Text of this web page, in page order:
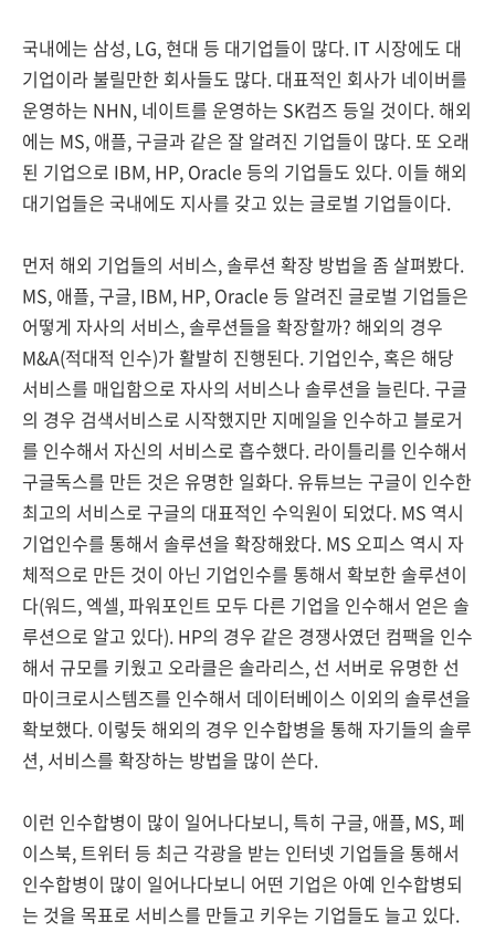
국내에는 삼성, LG, 현대 등 대기업들이 많다. IT 시장에도 대
기업이라 불릴만한 회사들도 많다. 대표적인 회사가 네이버를
운영하는 NHN, 네이트를 운영하는 SK컴즈 등일 것이다. 해외
에는 MS, 애플, 구글과 같은 잘 알려진 기업들이 많다. 또 오래
된 기업으로 IBM, HP, Oracle 등의 기업들도 있다. 이들 해외
대기업들은 국내에도 지사를 갖고 있는 글로벌 기업들이다.
먼저 해외 기업들의 서비스, 솔루션 확장 방법을 좀 살펴봤다.
MS, 애플, 구글, IBM, HP, Oracle 등 알려진 글로벌 기업들은
어떻게 자사의 서비스, 솔루션들을 확장할까? 해외의 경우
M&A(적대적 인수)가 활발히 진행된다. 기업인수, 혹은 해당
서비스를 매입함으로 자사의 서비스나 솔루션을 늘린다. 구글
의 경우 검색서비스로 시작했지만 지메일을 인수하고 블로거
를 인수해서 자신의 서비스로 흡수했다. 라이틀리를 인수해서
구글독스를 만든 것은 유명한 일화다. 유튜브는 구글이 인수한
최고의 서비스로 구글의 대표적인 수익원이 되었다. MS 역시
기업인수를 통해서 솔루션을 확장해왔다. MS 오피스 역시 자
체적으로 만든 것이 아닌 기업인수를 통해서 확보한 솔루션이
다(워드, 엑셀, 파워포인트 모두 다른 기업을 인수해서 얻은 솔
루션으로 알고 있다). HP의 경우 같은 경쟁사였던 컴팩을 인수
해서 규모를 키웠고 오라클은 솔라리스, 선 서버로 유명한 선
마이크로시스템즈를 인수해서 데이터베이스 이외의 솔루션을
확보했다. 이렇듯 해외의 경우 인수합병을 통해 자기들의 솔루
션, 서비스를 확장하는 방법을 많이 쓴다.
이런 인수합병이 많이 일어나다보니, 특히 구글, 애플, MS, 페
이스북, 트위터 등 최근 각광을 받는 인터넷 기업들을 통해서
인수합병이 많이 일어나다보니 어떤 기업은 아예 인수합병되
는 것을 목표로 서비스를 만들고 키우는 기업들도 늘고 있다.